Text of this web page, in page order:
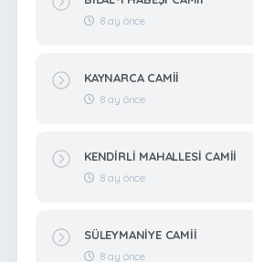
8 ay önce
KAYNARCA CAMİİ
8 ay önce
KENDİRLİ MAHALLESİ CAMİİ
8 ay önce
SÜLEYMANİYE CAMİİ
8 ay önce